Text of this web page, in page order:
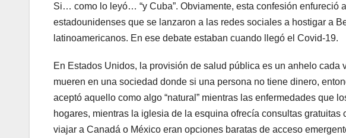
Si… como lo leyó… “y Cuba”. Obviamente, esta confesión enfureció
estadounidenses que se lanzaron a las redes sociales a hostigar a
latinoamericanos. En ese debate estaban cuando llegó el Covid-19.
En Estados Unidos, la provisión de salud pública es un anhelo cada
mueren en una sociedad donde si una persona no tiene dinero,
aceptó aquello como algo “natural” mientras las enfermedades que
hogares, mientras la iglesia de la esquina ofrecía consultas
viajar a Canadá o México eran opciones baratas de acceso